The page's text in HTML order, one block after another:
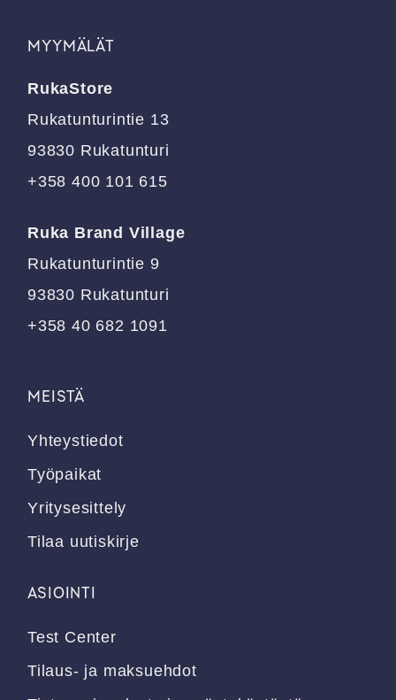
Voit
valinnat
sivulla.
MYYMÄLÄT
RukaStore
Rukatunturintie 13
93830 Rukatunturi
+358 400 101 615
Ruka Brand Village
Rukatunturintie 9
93830 Rukatunturi
+358 40 682 1091
MEISTÄ
Yhteystiedot
Työpaikat
Yritysesittely
Tilaa uutiskirje
ASIOINTI
Test Center
Tilaus- ja maksuehdot